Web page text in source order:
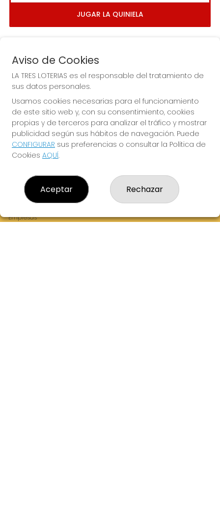
JUGAR LA QUINIELA
¡La Tres Loterias te desea Mucha Suerte!
¿Quiénes somos?
Comprar lotería
Resultados
Empresas
Aviso de Cookies
LA TRES LOTERIAS es el responsable del tratamiento de
sus datos personales.
Usamos cookies necesarias para el funcionamiento
de este sitio web y, con su consentimiento, cookies
propias y de terceros para analizar el tráfico y mostrar
publicidad según sus hábitos de navegación. Puede
CONFIGURAR sus preferencias o consultar la Política de
Cookies AQUÍ.
Aceptar Rechazar